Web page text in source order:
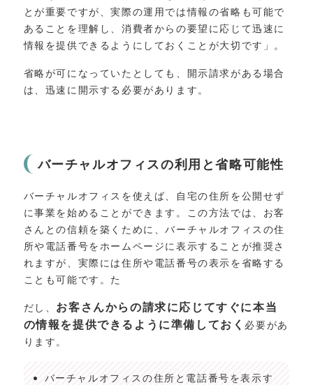
とが重要ですが、実際の運用では情報の省略も可能で
あることを理解し、消費者からの要望に応じて迅速に
情報を提供できるようにしておくことが大切です」。
省略が可になっていたとしても、開示請求がある場合
は、迅速に開示する必要があります。
バーチャルオフィスの利用と省略可能性
バーチャルオフィスを使えば、自宅の住所を公開せず
に事業を始めることができます。この方法では、お客
さんとの信頼を築くために、バーチャルオフィスの住
所や電話番号をホームページに表示することが推奨さ
れますが、実際には住所や電話番号の表示を省略する
ことも可能です。た
だし、 お客さんからの請求に応じてすぐに本当
の情報を提供できるように準備しておく 必要があ
ります。
バーチャルオフィスの住所と電話番号を表示す